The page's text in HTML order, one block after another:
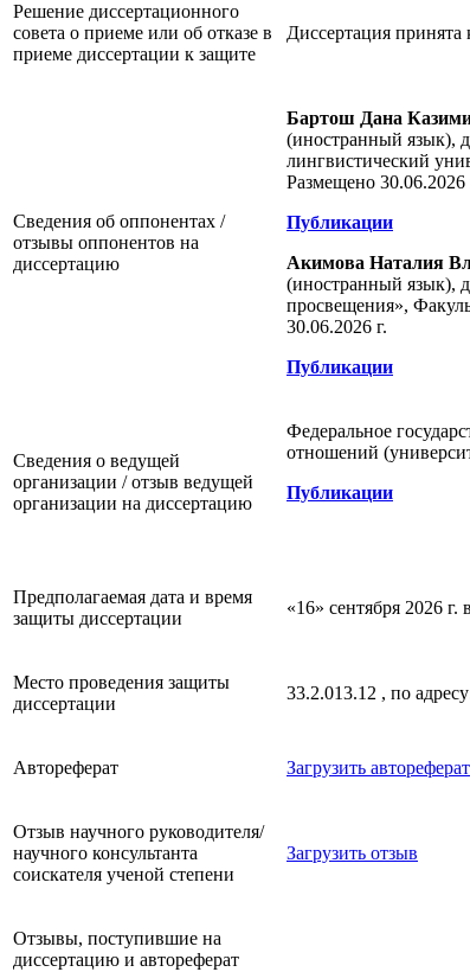
Решение диссертационного
совета о приеме или об отказе в
приеме диссертации к защите
Диссертация принята
Сведения об оппонентах /
отзывы оппонентов на
диссертацию
Бартош Дана
(иностранный язык),
лингвистический
Размещено 30.06.2026
Публикации
Акимова Наталия
(иностранный язык),
просвещения»,
30.06.2026 г.
Публикации
Сведения о ведущей
организации / отзыв ведущей
организации на диссертацию
Федеральное
отношений
Публикации
Предполагаемая дата и время
защиты диссертации
«16» сентября 2026 г.
Место проведения защиты
диссертации
33.2.013.12 , по
Автореферат Загрузить автореферат
Отзыв научного руководителя/
научного консультанта
соискателя ученой степени
Загрузить отзыв
Отзывы, поступившие на
диссертацию и автореферат